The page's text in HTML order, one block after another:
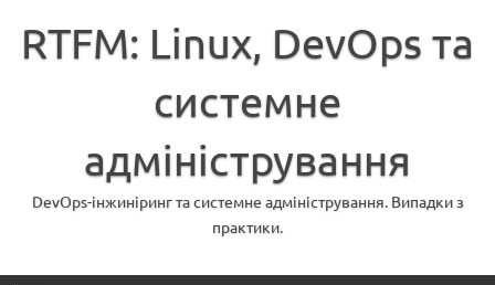
вмістуRTFM: Linux, DevOps та
системне
адміністрування
DevOps-інжиніринг та системне адміністрування. Випадки з
практики.